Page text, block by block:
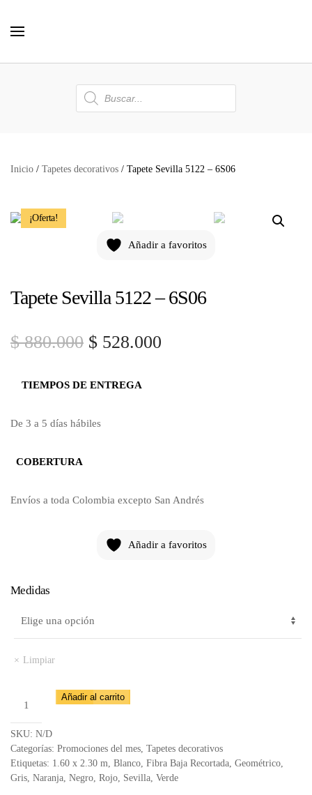
Búsqueda
de
productos
Inicio / Tapetes decorativos / Tapete Sevilla 5122 – 6S06
¡Oferta!
Añadir a favoritos
Tapete Sevilla 5122 – 6S06
$880.000 $ 528.000
TIEMPOS DE ENTREGA
De 3 a 5 días hábiles
COBERTURA
Envíos a toda Colombia excepto San Andrés
Añadir a favoritos
Medidas
Limpiar
5122
–
6S06
cantidad
Añadir al carrito
SKU: N/D
Categorías: Promociones del mes, Tapetes decorativos
Etiquetas: 1.60 x 2.30 m, Blanco, Fibra Baja Recortada, Geométrico,
Gris, Naranja, Negro, Rojo, Sevilla, Verde